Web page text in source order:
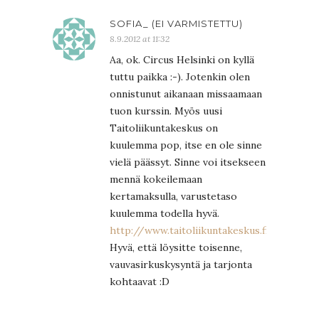
SOFIA_ (EI VARMISTETTU)
8.9.2012 at 11:32
Aa, ok. Circus Helsinki on kyllä
tuttu paikka :-). Jotenkin olen
onnistunut aikanaan missaamaan
tuon kurssin. Myös uusi
Taitoliikuntakeskus on
kuulemma pop, itse en ole sinne
vielä päässyt. Sinne voi itsekseen
mennä kokeilemaan
kertamaksulla, varustetaso
kuulemma todella hyvä.
http://www.taitoliikuntakeskus.fi/
Hyvä, että löysitte toisenne,
vauvasirkuskysyntä ja tarjonta
kohtaavat :D